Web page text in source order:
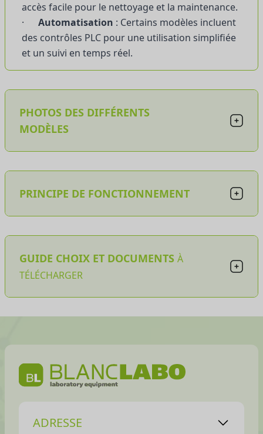
accès facile pour le nettoyage et la maintenance.
· Automatisation : Certains modèles incluent
des contrôles PLC pour une utilisation simplifiée
et un suivi en temps réel.
PHOTOS DES DIFFÉRENTS
MODÈLES
PRINCIPE DE FONCTIONNEMENT
GUIDE CHOIX ET DOCUMENTS À
TÉLÉCHARGER
ADRESSE